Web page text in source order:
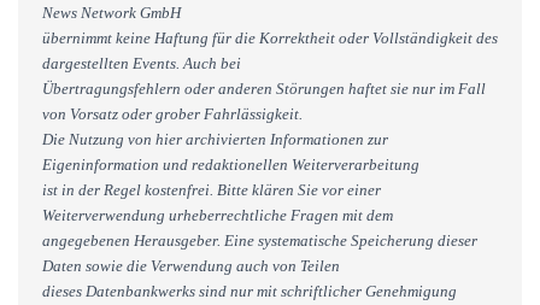
News Network GmbH
übernimmt keine Haftung für die Korrektheit oder Vollständigkeit des
dargestellten Events. Auch bei
Übertragungsfehlern oder anderen Störungen haftet sie nur im Fall
von Vorsatz oder grober Fahrlässigkeit.
Die Nutzung von hier archivierten Informationen zur
Eigeninformation und redaktionellen Weiterverarbeitung
ist in der Regel kostenfrei. Bitte klären Sie vor einer
Weiterverwendung urheberrechtliche Fragen mit dem
angegebenen Herausgeber. Eine systematische Speicherung dieser
Daten sowie die Verwendung auch von Teilen
dieses Datenbankwerks sind nur mit schriftlicher Genehmigung